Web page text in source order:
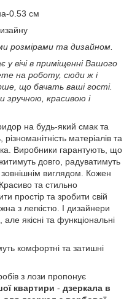
0.53 см
розмірами та дизайном.
вічі в приміщенні Вашого
на роботу, сюди ж і
що бачать ваші гості.
красивою і
на будь-який смак та
різноманітність матеріалів та
Виробники гарантують, що
довго, радуватимуть
виглядом. Кожен
та стильно
простір та зробити свій
з легкістю. І дизайнери
якісні та функціональні
комфортні та затишні
з лози пропонує
квартири - дзеркала в